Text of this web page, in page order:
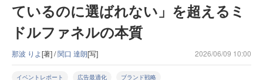
ているのに選ばれない」を超えるミ
ドルファネルの本質
那波 りよ[著] /関口 達朗[写] 2026/06/09 10:00
イベントレポート 広告最適化 ブランド戦略